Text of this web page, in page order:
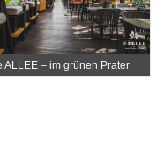
ALLEE – im grünen Prater